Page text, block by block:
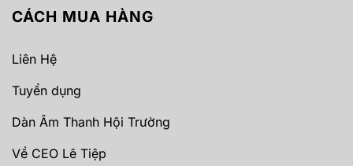
CÁCH MUA HÀNG
Liên Hệ
Tuyển dụng
Dàn Âm Thanh Hội Trường
Về CEO Lê Tiệp